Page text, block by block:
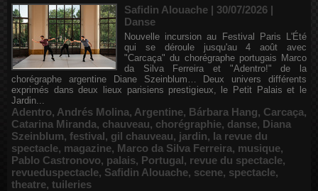
Safidin Alouache | 30/07/2026 |
Danse
Nouvelle incursion au Festival Paris L'Été
qui se déroule jusqu'au 4 août avec
"Carcaça" du chorégraphe portugais Marco
da Silva Ferreira et "Adentro!" de la
chorégraphe argentine Diane Szeinblum… Deux univers différents
exprimés dans deux lieux parisiens prestigieux, le Petit Palais et le
Jardin...
Adentro, Andrés Molina, Argentine, Bárbara Hang, Carcaça,
Catarina Miranda, chauveau, chorégraphie, danse, Diana
Szeinblum, festival, gil chauveau, jardin, la revue du
spectacle, magazine, Marco da Silva Ferreira, musique,
Pablo Castronovo, palais, Portugal, revue du spectacle,
revueduspectacle, Safidin Alouache, scene, spectacle,
theatre, tuileries